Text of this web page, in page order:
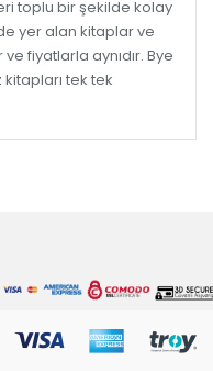
toplu bir şekilde kolay
yer alan kitaplar ve
fiyatlarla aynıdır. Bye
tek tek